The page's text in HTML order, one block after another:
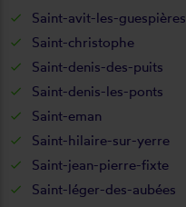
Saint-avit-les-guespières
Saint-christophe
Saint-denis-des-puits
Saint-denis-les-ponts
Saint-eman
Saint-hilaire-sur-yerre
Saint-jean-pierre-fixte
Saint-léger-des-aubées